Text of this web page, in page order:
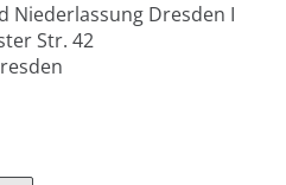
Niederlassung Dresden I
Str. 42